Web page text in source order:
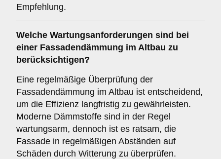
Empfehlung.
Welche Wartungsanforderungen sind bei
einer Fassadendämmung im Altbau zu
berücksichtigen?
Eine regelmäßige Überprüfung der
Fassadendämmung im Altbau ist entscheidend,
um die Effizienz langfristig zu gewährleisten.
Moderne Dämmstoffe sind in der Regel
wartungsarm, dennoch ist es ratsam, die
Fassade in regelmäßigen Abständen auf
Schäden durch Witterung zu überprüfen.